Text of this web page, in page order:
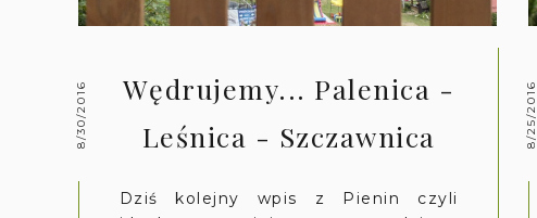
8/30/2016
Wędrujemy... Palenica -
Leśnica - Szczawnica
Dziś kolejny wpis z Pienin czyli
8/25/2016